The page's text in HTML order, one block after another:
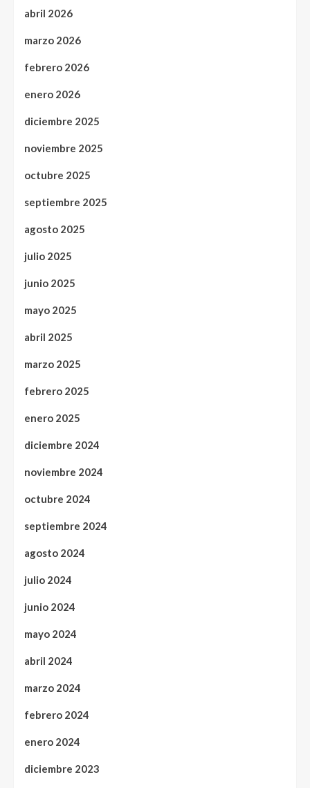
abril 2026
marzo 2026
febrero 2026
enero 2026
diciembre 2025
noviembre 2025
octubre 2025
septiembre 2025
agosto 2025
julio 2025
junio 2025
mayo 2025
abril 2025
marzo 2025
febrero 2025
enero 2025
diciembre 2024
noviembre 2024
octubre 2024
septiembre 2024
agosto 2024
julio 2024
junio 2024
mayo 2024
abril 2024
marzo 2024
febrero 2024
enero 2024
diciembre 2023